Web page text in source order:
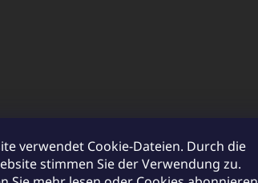
verwendet Cookie-Dateien. Durch die
stimmen Sie der Verwendung zu.
UNICATO.at UNICATO.hu